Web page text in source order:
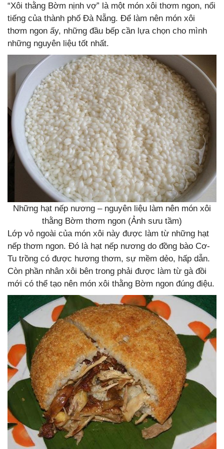
“Xôi thằng Bờm nịnh vợ” là một món xôi thơm ngon, nổi
tiếng của thành phố Đà Nẵng. Để làm nên món xôi
thơm ngon ấy, những đầu bếp cần lựa chọn cho mình
những nguyên liệu tốt nhất.
Những hạt nếp nương – nguyên liệu làm nên món xôi
thằng Bờm thơm ngon (Ảnh sưu tầm)
Lớp vỏ ngoài của món xôi này được làm từ những hạt
nếp thơm ngon. Đó là hạt nếp nương do đồng bào Cơ-
Tu trồng có được hương thơm, sự mềm dẻo, hấp dẫn.
Còn phần nhân xôi bên trong phải được làm từ gà đồi
mới có thể tạo nên món xôi thằng Bờm ngon đúng điệu.